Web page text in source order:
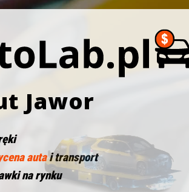
Jawor
autai transport
na rynku